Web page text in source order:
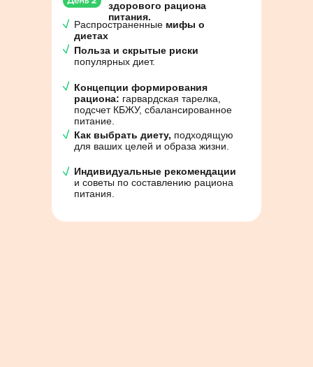
здорового рациона
питания.
Распространенные мифы о
диетах
Польза и скрытые риски
популярных диет.
Концепции формирования
рациона: гарвардская тарелка,
подсчет КБЖУ, сбалансированное
питание.
Как выбрать диету, подходящую
для ваших целей и образа жизни.
Индивидуальные рекомендации
и советы по составлению рациона
питания.